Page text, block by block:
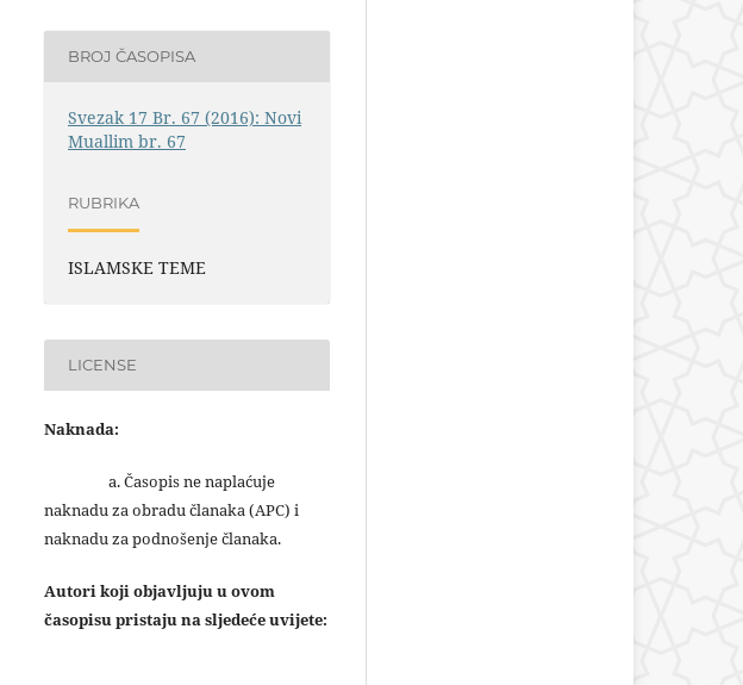
BROJ ČASOPISA
Svezak 17 Br. 67 (2016): Novi
Muallim br. 67
RUBRIKA
ISLAMSKE TEME
LICENSE
Naknada:
a. Časopis ne naplaćuje
naknadu za obradu članaka (APC) i
naknadu za podnošenje članaka.
Autori koji objavljuju u ovom
časopisu pristaju na sljedeće uvijete: